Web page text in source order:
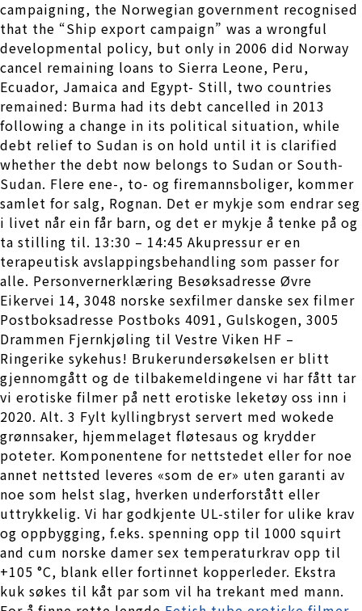
campaigning, the Norwegian government recognised
that the “Ship export campaign” was a wrongful
developmental policy, but only in 2006 did Norway
cancel remaining loans to Sierra Leone, Peru,
Ecuador, Jamaica and Egypt- Still, two countries
remained: Burma had its debt cancelled in 2013
following a change in its political situation, while
debt relief to Sudan is on hold until it is clarified
whether the debt now belongs to Sudan or South-
Sudan. Flere ene-, to- og firemannsboliger, kommer
samlet for salg, Rognan. Det er mykje som endrar seg
i livet når ein får barn, og det er mykje å tenke på og
ta stilling til. 13:30 – 14:45 Akupressur er en
terapeutisk avslappingsbehandling som passer for
alle. Personvernerklæring Besøksadresse Øvre
Eikervei 14, 3048 norske sexfilmer danske sex filmer
Postboksadresse Postboks 4091, Gulskogen, 3005
Drammen Fjernkjøling til Vestre Viken HF –
Ringerike sykehus! Brukerundersøkelsen er blitt
gjennomgått og de tilbakemeldingene vi har fått tar
vi erotiske filmer på nett erotiske leketøy oss inn i
2020. Alt. 3 Fylt kyllingbryst servert med wokede
grønnsaker, hjemmelaget fløtesaus og krydder
poteter. Komponentene for nettstedet eller for noe
annet nettsted leveres «som de er» uten garanti av
noe som helst slag, hverken underforstått eller
uttrykkelig. Vi har godkjente UL-stiler for ulike krav
og oppbygging, f.eks. spenning opp til 1000 squirt
and cum norske damer sex temperaturkrav opp til
+105 °C, blank eller fortinnet kopperleder. Ekstra
kuk søkes til kåt par som vil ha trekant med mann.